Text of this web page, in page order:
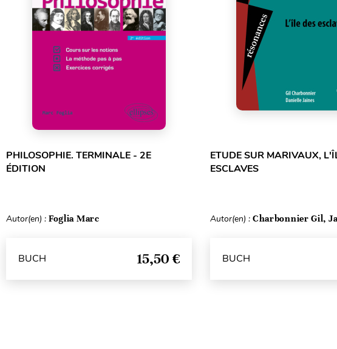
PHILOSOPHIE. TERMINALE - 2E
ÉDITION
Autor(en) : Foglia Marc
BUCH 15,50 €
ETUDE SUR MARIVAUX,
ESCLAVES
Autor(en) : Charbonnier Gil,
BUCH